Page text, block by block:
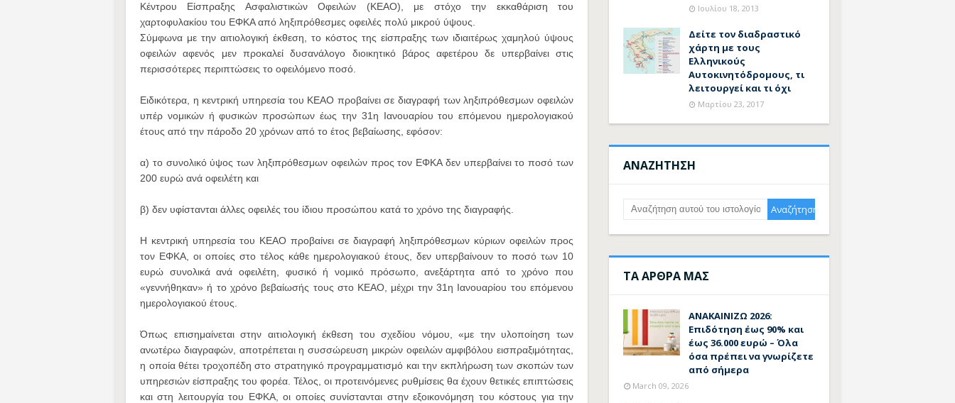
Κέντρου Είσπραξης Ασφαλιστικών Οφειλών (ΚΕΑΟ), με στόχο την εκκαθάριση του
χαρτοφυλακίου του ΕΦΚΑ από ληξιπρόθεσμες οφειλές πολύ μικρού ύψους.
Σύμφωνα με την αιτιολογική έκθεση, το κόστος της είσπραξης των ιδιαιτέρως χαμηλού ύψους
οφειλών αφενός μεν προκαλεί δυσανάλογο διοικητικό βάρος αφετέρου δε υπερβαίνει στις
περισσότερες περιπτώσεις το οφειλόμενο ποσό.
Ειδικότερα, η κεντρική υπηρεσία του ΚΕΑΟ προβαίνει σε διαγραφή των ληξιπρόθεσμων οφειλών
υπέρ νομικών ή φυσικών προσώπων έως την 31η Ιανουαρίου του επόμενου ημερολογιακού
έτους από την πάροδο 20 χρόνων από το έτος βεβαίωσης, εφόσον:
α) το συνολικό ύψος των ληξιπρόθεσμων οφειλών προς τον ΕΦΚΑ δεν υπερβαίνει το ποσό των
200 ευρώ ανά οφειλέτη και
β) δεν υφίστανται άλλες οφειλές του ίδιου προσώπου κατά το χρόνο της διαγραφής.
Η κεντρική υπηρεσία του ΚΕΑΟ προβαίνει σε διαγραφή ληξιπρόθεσμων κύριων οφειλών προς
τον ΕΦΚΑ, οι οποίες στο τέλος κάθε ημερολογιακού έτους, δεν υπερβαίνουν το ποσό των 10
ευρώ συνολικά ανά οφειλέτη, φυσικό ή νομικό πρόσωπο, ανεξάρτητα από το χρόνο που
«γεννήθηκαν» ή το χρόνο βεβαίωσής τους στο ΚΕΑΟ, μέχρι την 31η Ιανουαρίου του επόμενου
ημερολογιακού έτους.
Όπως επισημαίνεται στην αιτιολογική έκθεση του σχεδίου νόμου, «με την υλοποίηση των
ανωτέρω διαγραφών, αποτρέπεται η συσσώρευση μικρών οφειλών αμφιβόλου εισπραξιμότητας,
η οποία θέτει τροχοπέδη στο στρατηγικό προγραμματισμό και την εκπλήρωση των σκοπών των
υπηρεσιών είσπραξης του φορέα. Τέλος, οι προτεινόμενες ρυθμίσεις θα έχουν θετικές επιπτώσεις
και στη λειτουργία του ΕΦΚΑ, οι οποίες συνίστανται στην εξοικονόμηση του κόστους για την
Ιουλίου 18, 2013
Δείτε τον διαδραστικό
χάρτη με τους
Ελληνικούς
Αυτοκινητόδρομους, τι
λειτουργεί και τι όχι
Μαρτίου 23, 2017
ΑΝΑΖΗΤΗΣΗ
ΤΑ ΑΡΘΡΑ ΜΑΣ
ΑΝΑΚΑΙΝΙΖΩ 2026:
Επιδότηση έως 90% και
έως 36.000 ευρώ – Όλα
όσα πρέπει να γνωρίζετε
από σήμερα
March 09, 2026